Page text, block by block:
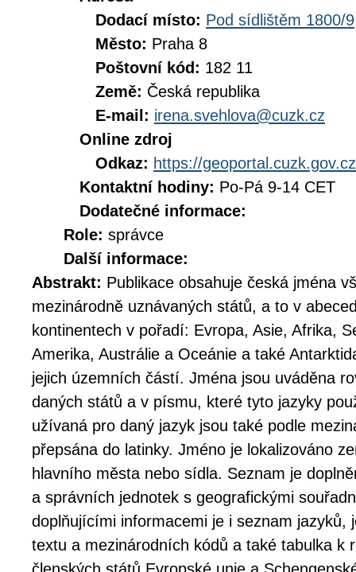
Dodací místo: Pod sídlištěm 1800/9
Město: Praha 8
Poštovní kód: 182 11
Země: Česká republika
E-mail: irena.svehlova@cuzk.cz
Online zdroj
Odkaz: https://geoportal.cuzk.gov.cz
Kontaktní hodiny: Po-Pá 9-14 CET
Dodatečné informace:
Role: správce
Další informace:
Abstrakt: Publikace obsahuje česká jména
mezinárodně uznávaných států, a to v
kontinentech v pořadí: Evropa, Asie, Afrika,
Amerika, Austrálie a Oceánie a také
jejich územních částí. Jména jsou uváděna
daných států a v písmu, které tyto jazyky
užívaná pro daný jazyk jsou také podle
přepsána do latinky. Jméno je lokalizováno
hlavního města nebo sídla. Seznam je
a správních jednotek s geografickými
doplňujícími informacemi je i seznam jazyků,
textu a mezinárodních kódů a také tabulka k